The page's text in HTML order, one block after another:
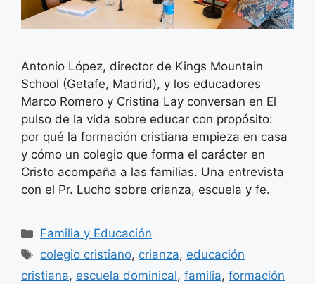
Antonio López, director de Kings Mountain
School (Getafe, Madrid), y los educadores
Marco Romero y Cristina Lay conversan en El
pulso de la vida sobre educar con propósito:
por qué la formación cristiana empieza en casa
y cómo un colegio que forma el carácter en
Cristo acompaña a las familias. Una entrevista
con el Pr. Lucho sobre crianza, escuela y fe.
Categorías
Familia y Educación
Etiquetas
colegio cristiano, crianza, educación
cristiana, escuela dominical, familia, formación